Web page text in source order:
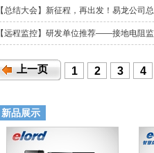
【总结大会】新征程，再出发！易龙公司
【远程监控】研发单位推荐——接地电阻
上一页 1 2 3 4
新品展示